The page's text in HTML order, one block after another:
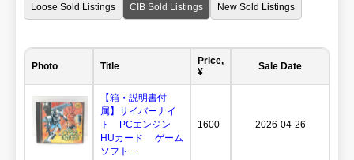
Loose Sold Listings CIB Sold Listings New Sold Listings
Photo Title
Price,
¥
Sale Date
【箱・説明書付
属】サイバーナイ
ト PCエンジン
HUカード ゲーム
ソフト...
1600 2026-04-26